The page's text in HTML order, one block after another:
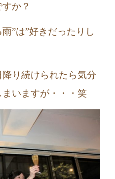
か？
”は”好きだったりし
り続けられたら気分
いますが・・・笑